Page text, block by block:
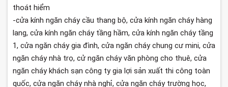
thoát hiểm
-cửa kính ngăn cháy cầu thang bộ, cửa kính ngăn cháy hàng
lang, cửa kính ngăn cháy tầng hầm, cửa kính ngăn cháy tầng
1, cửa ngăn cháy gia đình, cửa ngăn cháy chung cư mini, cửa
ngăn cháy nhà trọ, cử ngăn cháy văn phòng cho thuê, cửa
ngăn cháy khách sạn công ty gia lợi sản xuất thi công toàn
quốc, cửa ngăn cháy nhà nghỉ, cửa ngăn cháy trường học,